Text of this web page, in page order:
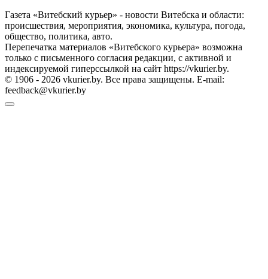
Газета «Витебский курьер» - новости Витебска и области:
происшествия, мероприятия, экономика, культура, погода,
общество, политика, авто.
Перепечатка материалов «Витебского курьера» возможна
только с письменного согласия редакции, с активной и
индексируемой гиперссылкой на сайт https://vkurier.by.
© 1906 - 2026 vkurier.by. Все права защищены. E-mail:
feedback@vkurier.by